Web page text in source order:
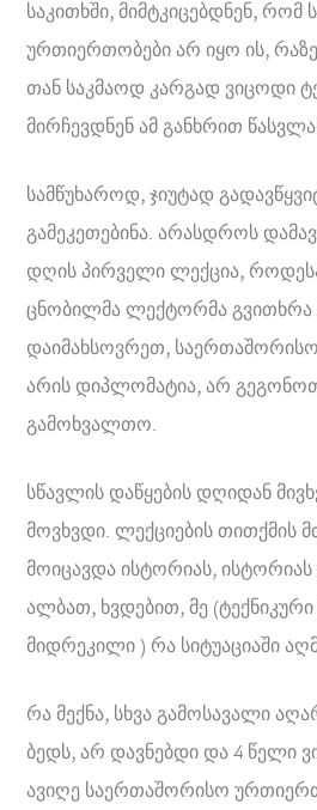
საკითხში, მიმტკიცებდნენ,
ურთიერთობები არ იყო ის,
თან საკმაოდ კარგად ვიცოდი
მირჩევდნენ ამ განხრით
სამწუხაროდ, ჯიუტად
გამეკეთებინა. არასდროს
დღის პირველი ლექცია,
ცნობილმა ლექტორმა გვითხრა
დაიმახსოვრეთ,
არის დიპლომატია, არ
გამოხვალთო.
სწავლის დაწყების დღიდან
მოვხვდი. ლექციების თითქმის
მოიცავდა ისტორიას,
ალბათ, ხვდებით, მე (ტექნიკური
მიდრეკილი ) რა სიტუაციაში
რა მექნა, სხვა გამოსავალი
ბედს, არ დავნებდი და 4 წელი
ავიღე საერთაშორისო